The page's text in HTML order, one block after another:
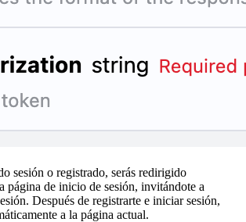
sesión o registrado, serás redirigido
página de inicio de sesión, invitándote a
Después de registrarte e iniciar sesión,
a la página actual.